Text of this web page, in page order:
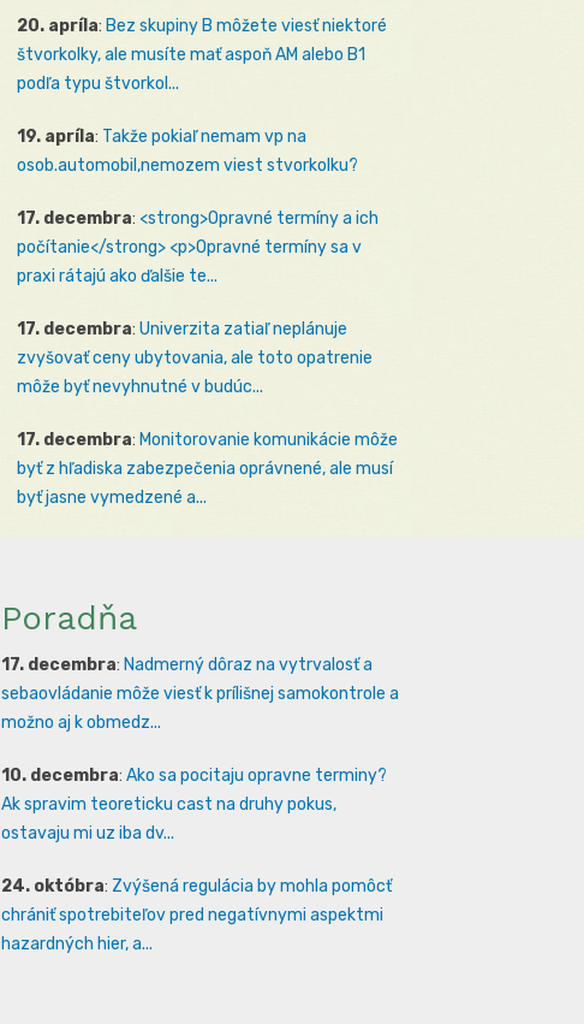
20. apríla: Bez skupiny B môžete viesť niektoré
štvorkolky, ale musíte mať aspoň AM alebo B1
podľa typu štvorkol...
19. apríla: Takže pokiaľ nemam vp na
osob.automobil,nemozem viest stvorkolku?
17. decembra: <strong>Opravné termíny a ich
počítanie</strong> <p>Opravné termíny sa v
praxi rátajú ako ďalšie te...
17. decembra: Univerzita zatiaľ neplánuje
zvyšovať ceny ubytovania, ale toto opatrenie
môže byť nevyhnutné v budúc...
17. decembra: Monitorovanie komunikácie môže
byť z hľadiska zabezpečenia oprávnené, ale musí
byť jasne vymedzené a...
Poradňa
17. decembra: Nadmerný dôraz na vytrvalosť a
sebaovládanie môže viesť k prílišnej samokontrole a
možno aj k obmedz...
10. decembra: Ako sa pocitaju opravne terminy?
Ak spravim teoreticku cast na druhy pokus,
ostavaju mi uz iba dv...
24. októbra: Zvýšená regulácia by mohla pomôcť
chrániť spotrebiteľov pred negatívnymi aspektmi
hazardných hier, a...